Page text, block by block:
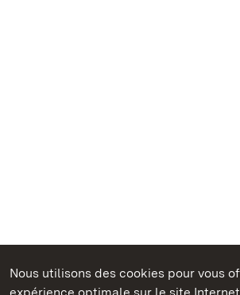
Nous utilisons des cookies pour vous